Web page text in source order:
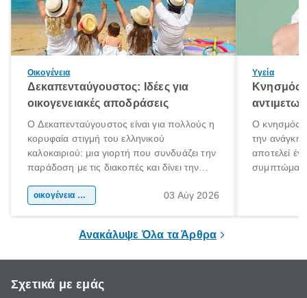
Οικογένεια
Δεκαπενταύγουστος: Ιδέες για
οικογενειακές αποδράσεις
Ο Δεκαπενταύγουστος είναι για πολλούς η
κορυφαία στιγμή του ελληνικού
καλοκαιριού: μια γιορτή που συνδυάζει την
παράδοση με τις διακοπές και δίνει την
χώρας. Είτε πρόκειται για λίγες μέρες
οικογένεια & παιδί 03 Αύγ 2026
Υγεία
Κνησμός:
Ο κνησμός
την ανάγκη
αποτελεί
Ανακάλυψε Όλα τα Άρθρα
Σχετικά με εμάς